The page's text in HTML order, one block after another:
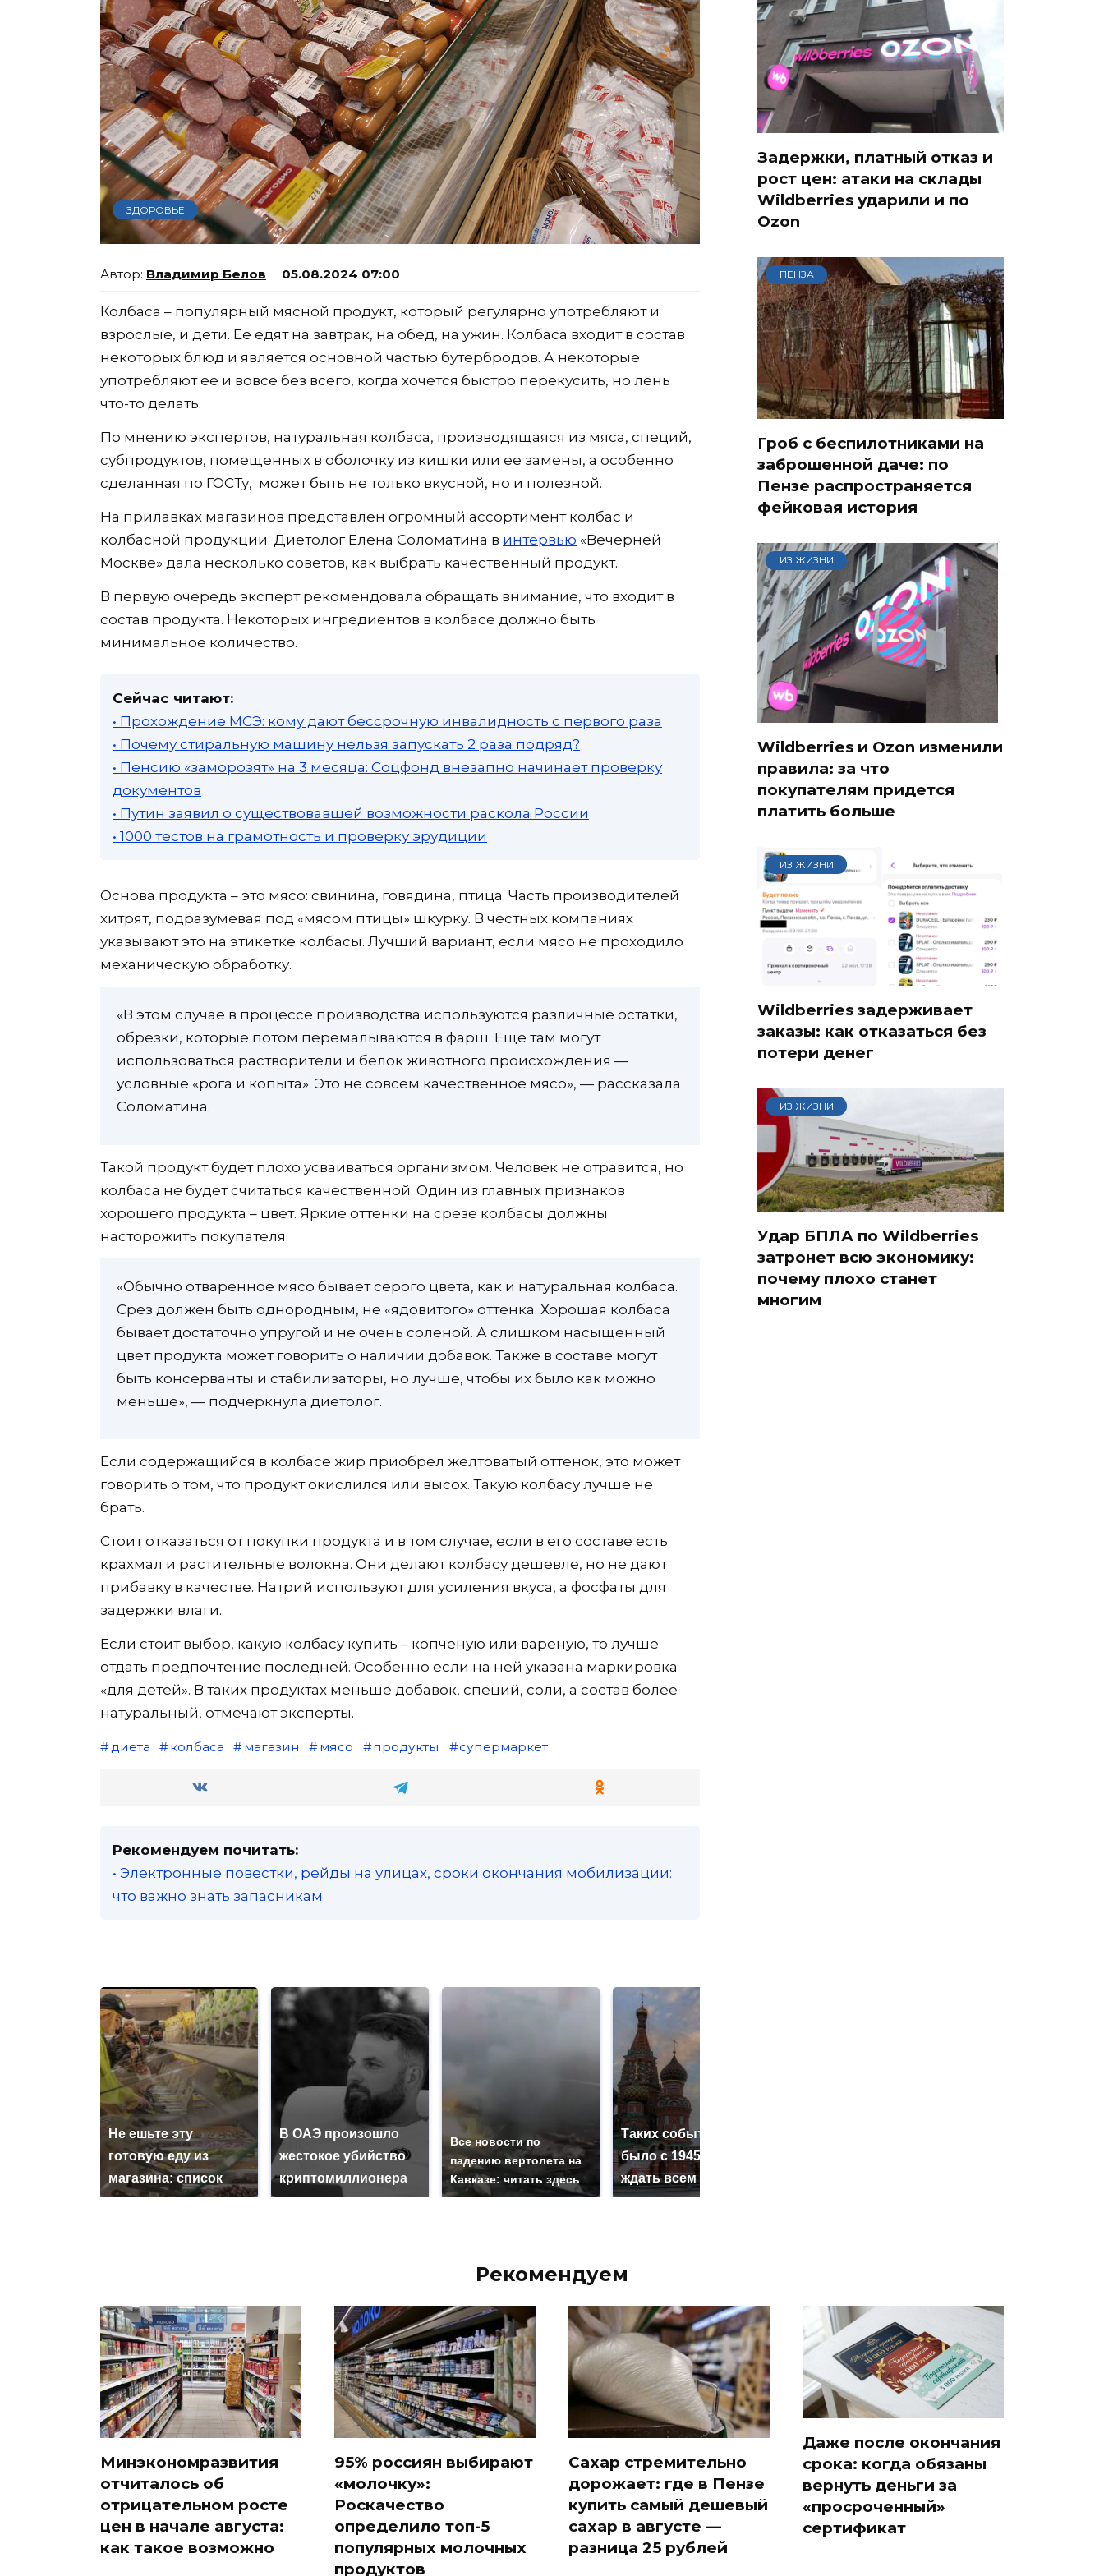
ЗДОРОВЬЕ
Владимир Белов 05.08.2024 07:00
Колбаса – популярный мясной продукт, который регулярно употребляют и
взрослые, и дети. Ее едят на завтрак, на обед, на ужин. Колбаса входит в состав
некоторых блюд и является основной частью бутербродов. А некоторые
употребляют ее и вовсе без всего, когда хочется быстро перекусить, но лень
что-то делать.
По мнению экспертов, натуральная колбаса, производящаяся из мяса, специй,
субпродуктов, помещенных в оболочку из кишки или ее замены, а особенно
сделанная по ГОСТу, может быть не только вкусной, но и полезной.
На прилавках магазинов представлен огромный ассортимент колбас и
колбасной продукции. Диетолог Елена Соломатина в интервью «Вечерней
Москве» дала несколько советов, как выбрать качественный продукт.
В первую очередь эксперт рекомендовала обращать внимание, что входит в
состав продукта. Некоторых ингредиентов в колбасе должно быть
минимальное количество.
Сейчас читают:
• Прохождение МСЭ: кому дают бессрочную инвалидность с первого раза
• Почему стиральную машину нельзя запускать 2 раза подряд?
• Пенсию «заморозят» на 3 месяца: Соцфонд внезапно начинает проверку
документов
• Путин заявил о существовавшей возможности раскола России
• 1000 тестов на грамотность и проверку эрудиции
Основа продукта – это мясо: свинина, говядина, птица. Часть производителей
хитрят, подразумевая под «мясом птицы» шкурку. В честных компаниях
указывают это на этикетке колбасы. Лучший вариант, если мясо не проходило
механическую обработку.
«В этом случае в процессе производства используются различные остатки,
обрезки, которые потом перемалываются в фарш. Еще там могут
использоваться растворители и белок животного происхождения —
условные «рога и копыта». Это не совсем качественное мясо», — рассказала
Соломатина.
Такой продукт будет плохо усваиваться организмом. Человек не отравится, но
колбаса не будет считаться качественной. Один из главных признаков
хорошего продукта – цвет. Яркие оттенки на срезе колбасы должны
насторожить покупателя.
«Обычно отваренное мясо бывает серого цвета, как и натуральная колбаса.
Срез должен быть однородным, не «ядовитого» оттенка. Хорошая колбаса
бывает достаточно упругой и не очень соленой. А слишком насыщенный
цвет продукта может говорить о наличии добавок. Также в составе могут
быть консерванты и стабилизаторы, но лучше, чтобы их было как можно
меньше», — подчеркнула диетолог.
Если содержащийся в колбасе жир приобрел желтоватый оттенок, это может
говорить о том, что продукт окислился или высох. Такую колбасу лучше не
брать.
Стоит отказаться от покупки продукта и в том случае, если в его составе есть
крахмал и растительные волокна. Они делают колбасу дешевле, но не дают
прибавку в качестве. Натрий используют для усиления вкуса, а фосфаты для
задержки влаги.
Если стоит выбор, какую колбасу купить – копченую или вареную, то лучше
отдать предпочтение последней. Особенно если на ней указана маркировка
«для детей». В таких продуктах меньше добавок, специй, соли, а состав более
натуральный, отмечают эксперты.
диета колбаса магазин мясо продукты супермаркет
Рекомендуем почитать:
• Электронные повестки, рейды на улицах, сроки окончания мобилизации:
что важно знать запасникам
Не ешьте эту
готовую еду из
магазина: список
В ОАЭ произошло
жестокое убийство
криптомиллионера
Все новости по
падению вертолета на
Кавказе: читать здесь
Таких событий не
было с 1945: чего
ждать всем нам?
Задержки, платный отказ и
рост цен: атаки на склады
Wildberries ударили и по
Ozon
ПЕНЗА
Гроб с беспилотниками на
заброшенной даче: по
Пензе распространяется
фейковая история
ИЗ ЖИЗНИ
Wildberries и Ozon изменили
правила: за что
покупателям придется
платить больше
ИЗ ЖИЗНИ
Wildberries задерживает
заказы: как отказаться без
потери денег
ИЗ ЖИЗНИ
Удар БПЛА по Wildberries
затронет всю экономику:
почему плохо станет
многим
Рекомендуем
Минэкономразвития
отчиталось об
отрицательном росте
цен в начале августа:
как такое возможно
95% россиян выбирают
«молочку»:
Роскачество
определило топ-5
популярных молочных
продуктов
Сахар стремительно
дорожает: где в Пензе
купить самый дешевый
сахар в августе —
разница 25 рублей
Даже после окончания
срока: когда обязаны
вернуть деньги за
«просроченный»
сертификат